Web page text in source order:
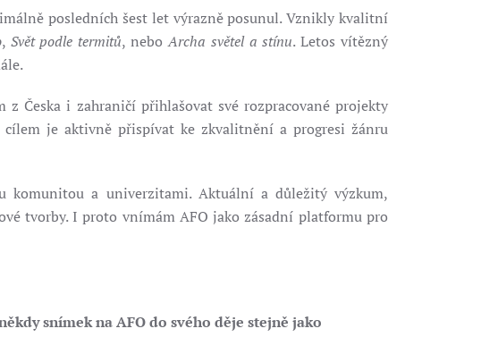
posledních šest let výrazně posunul. Vznikly kvalitní
, Svět podle termitů, neboArcha světel a stínu. Letos vítězný
Česka i zahraničí přihlašovat své rozpracované projekty
je aktivně přispívat ke zkvalitnění a progresi žánru
komunitou a univerzitami. Aktuální a důležitý výzkum,
tvorby. I proto vnímám AFO jako zásadní platformu pro
snímek na AFO do svého děje stejně jako